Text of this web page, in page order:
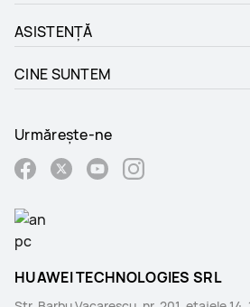
ASISTENȚĂ
CINE SUNTEM
Urmărește-ne
HUAWEI TECHNOLOGIES SRL